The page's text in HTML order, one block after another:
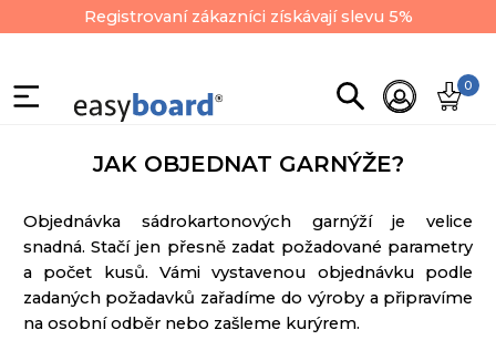
Registrovaní zákazníci získávají slevu 5%
0
JAK OBJEDNAT GARNÝŽE?
Objednávka sádrokartonových garnýží je
velice
snadná.Stačí jen přesně zadat požadované parametry
a
počet kusů. Vámi vystavenou objednávku
podle
zadaných požadavků zařadíme do výroby a připravíme
na osobní odběr nebo zašleme kurýrem.